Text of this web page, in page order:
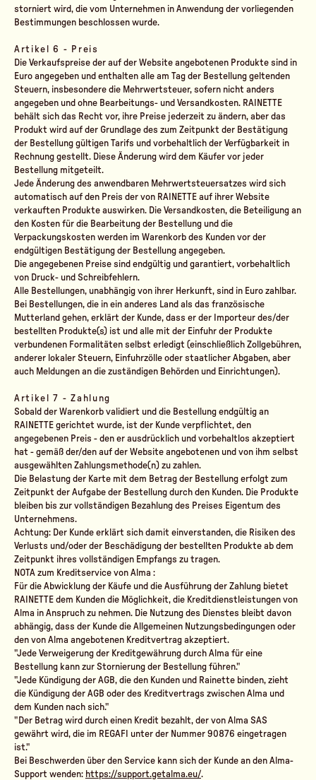
storniert wird, die vom Unternehmen in Anwendung der vorliegenden
Bestimmungen beschlossen wurde.
Artikel 6 - Preis
Die Verkaufspreise der auf der Website angebotenen Produkte sind in
Euro angegeben und enthalten alle am Tag der Bestellung geltenden
Steuern, insbesondere die Mehrwertsteuer, sofern nicht anders
angegeben und ohne Bearbeitungs- und Versandkosten. RAINETTE
behält sich das Recht vor, ihre Preise jederzeit zu ändern, aber das
Produkt wird auf der Grundlage des zum Zeitpunkt der Bestätigung
der Bestellung gültigen Tarifs und vorbehaltlich der Verfügbarkeit in
Rechnung gestellt. Diese Änderung wird dem Käufer vor jeder
Bestellung mitgeteilt.
Jede Änderung des anwendbaren Mehrwertsteuersatzes wird sich
automatisch auf den Preis der von RAINETTE auf ihrer Website
verkauften Produkte auswirken. Die Versandkosten, die Beteiligung an
den Kosten für die Bearbeitung der Bestellung und die
Verpackungskosten werden im Warenkorb des Kunden vor der
endgültigen Bestätigung der Bestellung angegeben.
Die angegebenen Preise sind endgültig und garantiert, vorbehaltlich
von Druck- und Schreibfehlern.
Alle Bestellungen, unabhängig von ihrer Herkunft, sind in Euro zahlbar.
Bei Bestellungen, die in ein anderes Land als das französische
Mutterland gehen, erklärt der Kunde, dass er der Importeur des/der
bestellten Produkte(s) ist und alle mit der Einfuhr der Produkte
verbundenen Formalitäten selbst erledigt (einschließlich Zollgebühren,
anderer lokaler Steuern, Einfuhrzölle oder staatlicher Abgaben, aber
auch Meldungen an die zuständigen Behörden und Einrichtungen).
Artikel 7 - Zahlung
Sobald der Warenkorb validiert und die Bestellung endgültig an
RAINETTE gerichtet wurde, ist der Kunde verpflichtet, den
angegebenen Preis - den er ausdrücklich und vorbehaltlos akzeptiert
hat - gemäß der/den auf der Website angebotenen und von ihm selbst
ausgewählten Zahlungsmethode(n) zu zahlen.
Die Belastung der Karte mit dem Betrag der Bestellung erfolgt zum
Zeitpunkt der Aufgabe der Bestellung durch den Kunden. Die Produkte
bleiben bis zur vollständigen Bezahlung des Preises Eigentum des
Unternehmens.
Achtung: Der Kunde erklärt sich damit einverstanden, die Risiken des
Verlusts und/oder der Beschädigung der bestellten Produkte ab dem
Zeitpunkt ihres vollständigen Empfangs zu tragen.
NOTA zum Kreditservice von Alma :
Für die Abwicklung der Käufe und die Ausführung der Zahlung bietet
RAINETTE dem Kunden die Möglichkeit, die Kreditdienstleistungen von
Alma in Anspruch zu nehmen. Die Nutzung des Dienstes bleibt davon
abhängig, dass der Kunde die Allgemeinen Nutzungsbedingungen oder
den von Alma angebotenen Kreditvertrag akzeptiert.
"Jede Verweigerung der Kreditgewährung durch Alma für eine
Bestellung kann zur Stornierung der Bestellung führen."
"Jede Kündigung der AGB, die den Kunden und Rainette binden, zieht
die Kündigung der AGB oder des Kreditvertrags zwischen Alma und
dem Kunden nach sich."
"Der Betrag wird durch einen Kredit bezahlt, der von Alma SAS
gewährt wird, die im REGAFI unter der Nummer 90876 eingetragen
ist."
Bei Beschwerden über den Service kann sich der Kunde an den Alma-
Support wenden: https://support.getalma.eu/.